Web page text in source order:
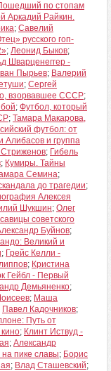
по стопам
Аркадий Райкин.
; Савелий
русского гоп-
; Леонид Быков;
Шварценеггер -
Пырьев; Валерий
; Сергей
взорвавшее СССР;
; Футбол, который
; Тамара Макарова,
футбол: от
Алибасов и группа
; Гибель
; Кумиры. Тайны
Семина;
до трагедии;
Алексея
Шукшин; Олег
советского
Буйнов;
Великий и
; Грейс Келли -
; Кристина
Гейбл - Первый
Демьяненко;
; Маша
Павел Кадочников;
Путь от
; Клинт Иствуд -
; Александр
пике славы; Борис
; Влад Сташевский;